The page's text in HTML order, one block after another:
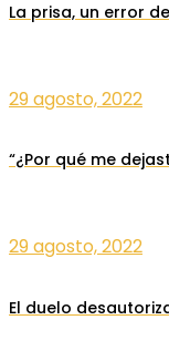
La prisa, un error
29 agosto, 2022
“¿Por qué me
29 agosto, 2022
El duelo